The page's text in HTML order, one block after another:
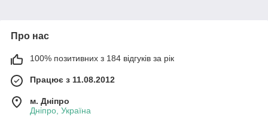
Про нас
100% позитивних з 184 відгуків за рік
Працює з 11.08.2012
м. Дніпро
Дніпро, Україна